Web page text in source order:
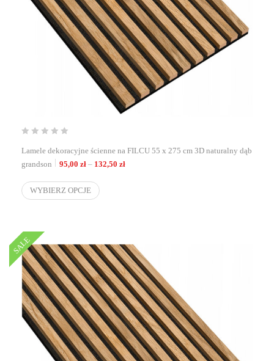
Lamele dekoracyjne ścienne na FILCU 55 x 275 cm 3D naturalny dąb
grandson
95,00 zł – 132,50 złZakres cen: od 95,00 zł do 132,50 zł
WYBIERZ OPCJE
SALE